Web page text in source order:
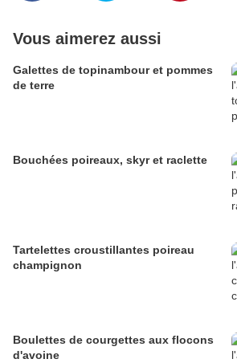
Vous aimerez aussi
Galettes de topinambour et pommes
de terre
Bouchées poireaux, skyr et raclette
Tartelettes croustillantes poireau
champignon
Boulettes de courgettes aux flocons
d'avoine